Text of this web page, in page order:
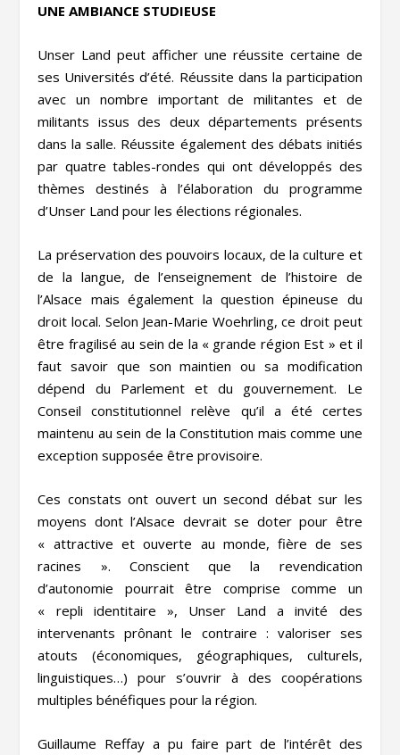
UNE AMBIANCE STUDIEUSE
Unser Land peut afficher une réussite certaine de
ses Universités d’été. Réussite dans la participation
avec un nombre important de militantes et de
militants issus des deux départements présents
dans la salle. Réussite également des débats initiés
par quatre tables-rondes qui ont développés des
thèmes destinés à l’élaboration du programme
d’Unser Land pour les élections régionales.
La préservation des pouvoirs locaux, de la culture et
de la langue, de l’enseignement de l’histoire de
l’Alsace mais également la question épineuse du
droit local. Selon Jean-Marie Woehrling, ce droit peut
être fragilisé au sein de la « grande région Est » et il
faut savoir que son maintien ou sa modification
dépend du Parlement et du gouvernement. Le
Conseil constitutionnel relève qu’il a été certes
maintenu au sein de la Constitution mais comme une
exception supposée être provisoire.
Ces constats ont ouvert un second débat sur les
moyens dont l’Alsace devrait se doter pour être
« attractive et ouverte au monde, fière de ses
racines ». Conscient que la revendication
d’autonomie pourrait être comprise comme un
« repli identitaire », Unser Land a invité des
intervenants prônant le contraire : valoriser ses
atouts (économiques, géographiques, culturels,
linguistiques…) pour s’ouvrir à des coopérations
multiples bénéfiques pour la région.
Guillaume Reffay a pu faire part de l’intérêt des